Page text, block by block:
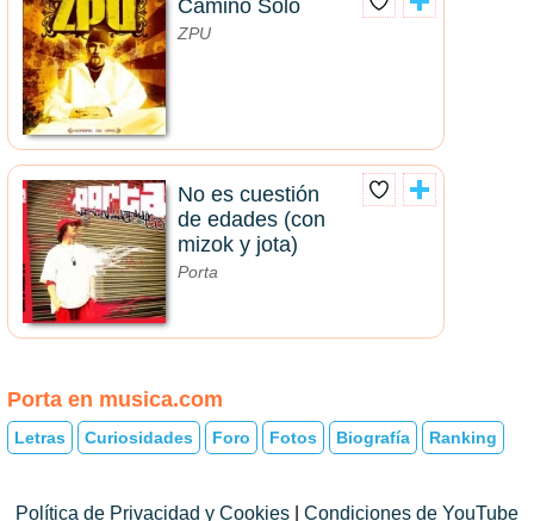
Camino Solo
ZPU
No es cuestión
de edades (con
mizok y jota)
Porta
Porta en musica.com
Letras Curiosidades Foro Fotos Biografía Ranking
Política de Privacidad y Cookies Condiciones de YouTube